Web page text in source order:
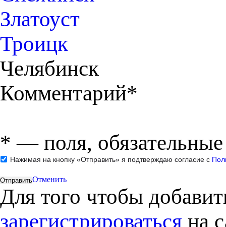
Златоуст
Троицк
Челябинск
Комментарий*
* — поля,
Нажимая на кнопку «Отправить» я подтверждаю согласие с
Отменить
Для того чтобы
зарегистрироваться на